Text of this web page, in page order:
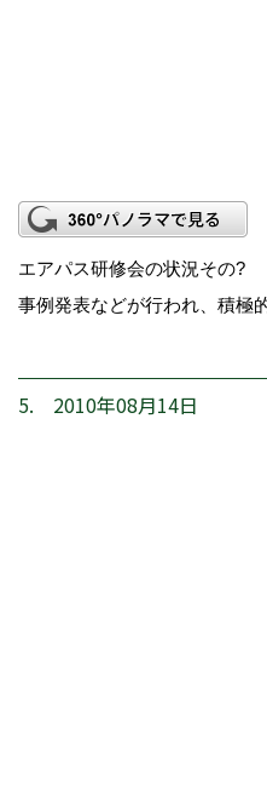
エアパス研修会の状況その?
事例発表などが行われ、積極
5. 2010年08月14日